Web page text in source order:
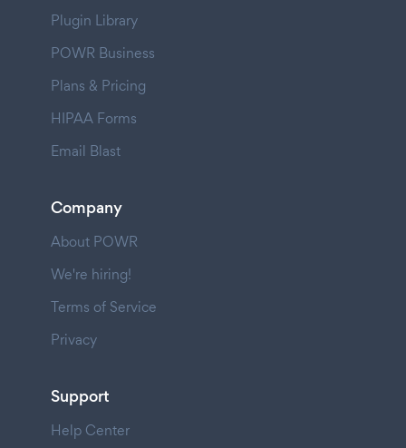
Plugin Library
POWR Business
Plans & Pricing
HIPAA Forms
Email Blast
Company
About POWR
We're hiring!
Terms of Service
Privacy
Support
Help Center